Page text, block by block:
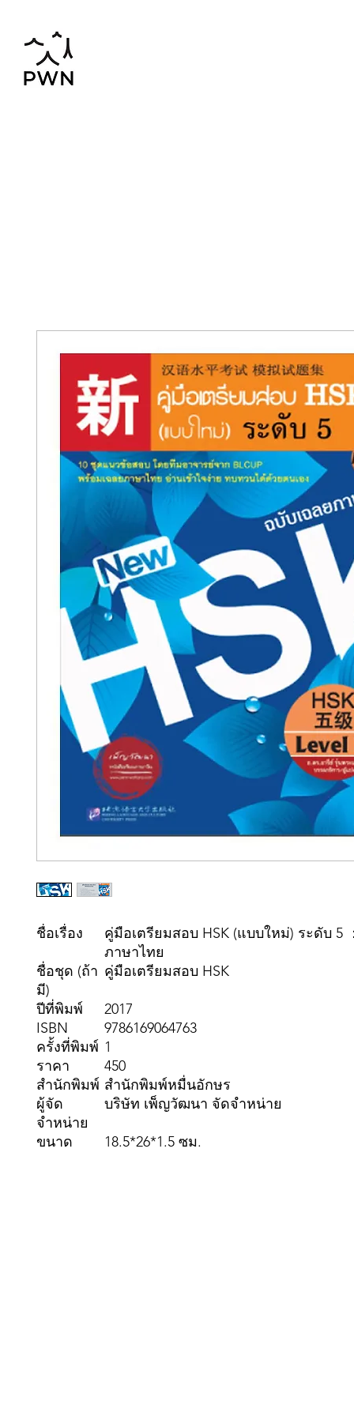
ชื่อเรื่อง
คู่มือเตรียมสอบ HSK (แบบใหม่) ระดับ 5
ภาษาไทย
ชื่อชุด (ถ้า
มี)
คู่มือเตรียมสอบ HSK
ปีที่พิมพ์
2017
ISBN
9786169064763
ครั้งที่พิมพ์ 1
ราคา
450
สำนักพิมพ์ สำนักพิมพ์หมื่นอักษร
ผู้จัด
จำหน่าย
บริษัท เพ็ญวัฒนา จัดจำหน่าย
ขนาด 18.5*26*1.5 ซม.